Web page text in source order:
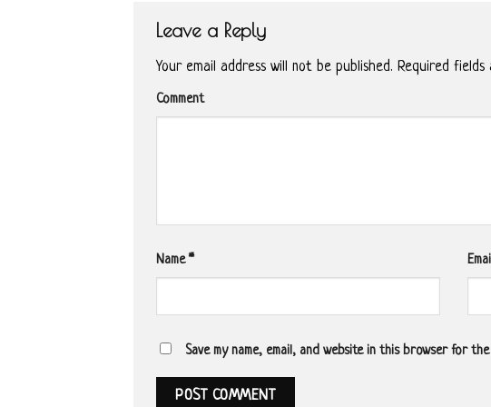
Leave a Reply
Your email address will not be published. Required
Comment
Name*
Save my name, email, and website in this browser for